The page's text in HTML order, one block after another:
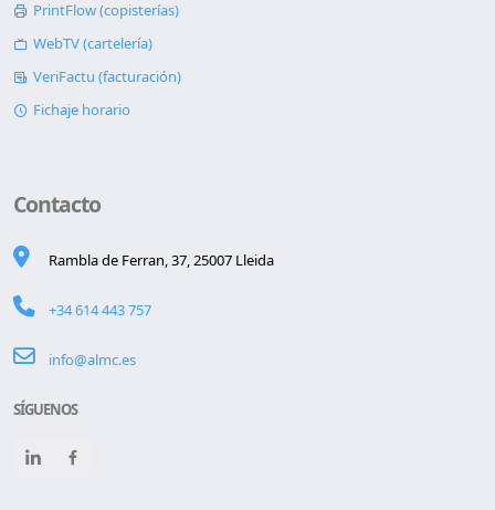
PrintFlow (copisterías)
WebTV (cartelería)
VeriFactu (facturación)
Fichaje horario
Contacto
Rambla de Ferran, 37, 25007 Lleida
+34 614 443 757
info@almc.es
SÍGUENOS